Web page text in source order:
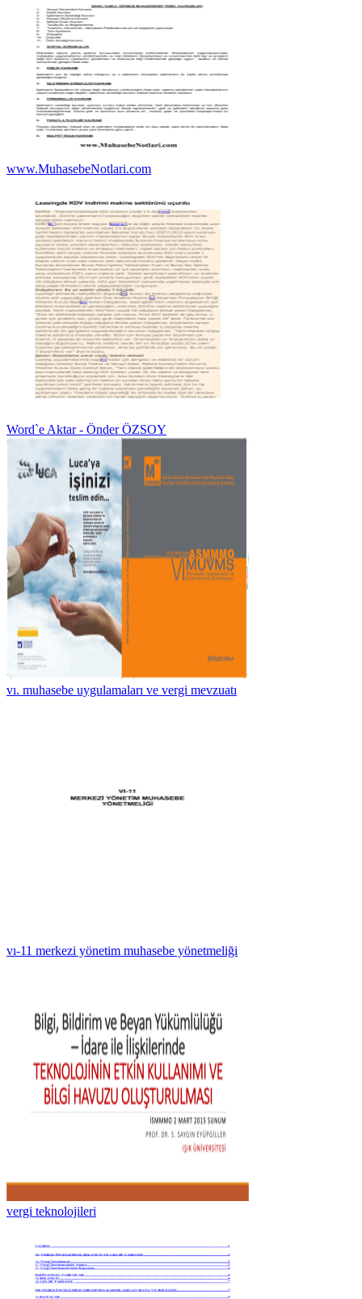
www.MuhasebeNotlari.com
Word`e Aktar - Önder ÖZSOY
vı. muhasebe uygulamaları ve vergi mevzuatı
vı-11 merkezi yönetim muhasebe yönetmeliği
vergi teknolojileri